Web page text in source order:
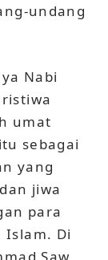
undang
Nabi
umat
sebagai
yang
jiwa
para
Islam. Di
Saw